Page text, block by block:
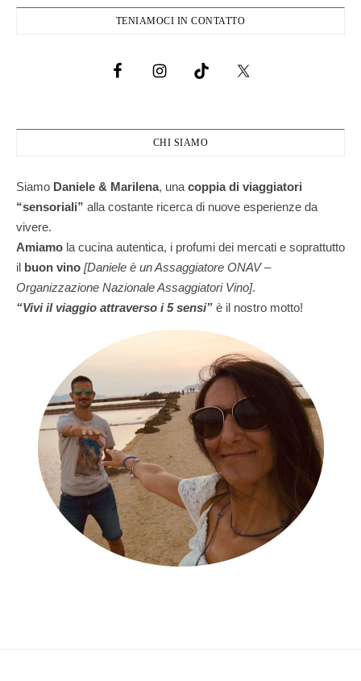
TENIAMOCI IN CONTATTO
CHI SIAMO
Siamo Daniele & Marilena, una coppia di viaggiatori
“sensoriali” alla costante ricerca di nuove esperienze da
vivere.
Amiamo la cucina autentica, i profumi dei mercati e soprattutto
il buon vino [Daniele è un Assaggiatore ONAV –
Organizzazione Nazionale Assaggiatori Vino].
“Vivi il viaggio attraverso i 5 sensi” è il nostro motto!